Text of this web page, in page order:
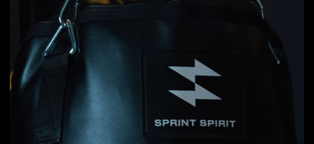
Логотип и упаковка
производителя удобрений